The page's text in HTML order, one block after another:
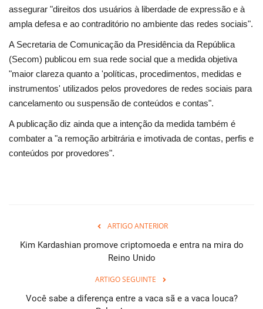
assegurar "direitos dos usuários à liberdade de expressão e à
ampla defesa e ao contraditório no ambiente das redes sociais".
A Secretaria de Comunicação da Presidência da República
(Secom) publicou em sua rede social que a medida objetiva
"maior clareza quanto a 'políticas, procedimentos, medidas e
instrumentos' utilizados pelos provedores de redes sociais para
cancelamento ou suspensão de conteúdos e contas".
A publicação diz ainda que a intenção da medida também é
combater a "a remoção arbitrária e imotivada de contas, perfis e
conteúdos por provedores".
ARTIGO ANTERIOR
Kim Kardashian promove criptomoeda e entra na mira do
Reino Unido
ARTIGO SEGUINTE
Você sabe a diferença entre a vaca sã e a vaca louca?